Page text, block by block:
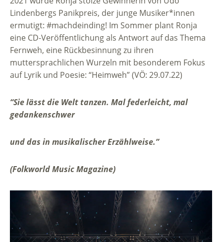
Lindenbergs Panikpreis, der junge Musiker*innen
ermutigt: #machdeinding! Im Sommer plant Ronja
eine CD-Veröffentlichung als Antwort auf das Thema
Fernweh, eine Rückbesinnung zu ihren
muttersprachlichen Wurzeln mit besonderem Fokus
auf Lyrik und Poesie: “Heimweh” (VÖ: 29.07.22)
“Sie lässt die Welt tanzen. Mal federleicht, mal
gedankenschwer
und das in musikalischer Erzählweise.”
(Folkworld Music Magazine)